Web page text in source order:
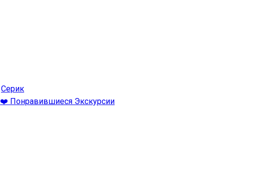
Серик
❤️ Понравившиеся Экскурсии